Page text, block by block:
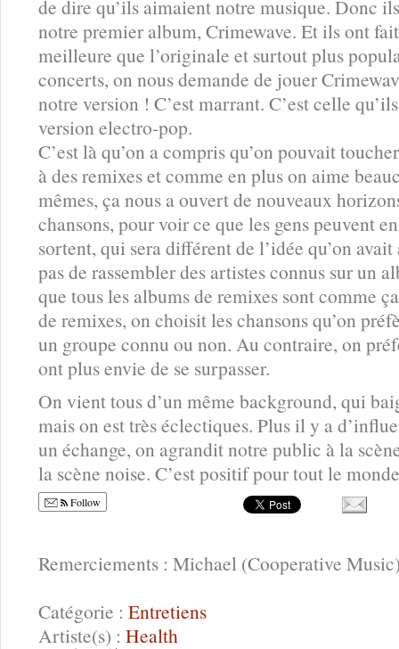
de dire qu’ils aimaient notre musique. Donc
notre premier album, Crimewave. Et ils ont
meilleure que l’originale et surtout plus
concerts, on nous demande de jouer
notre version ! C’est marrant. C’est celle
version electro-pop.
C’est là qu’on a compris qu’on pouvait
à des remixes et comme en plus on aime
mêmes, ça nous a ouvert de nouveaux
chansons, pour voir ce que les gens peuvent
sortent, qui sera différent de l’idée qu’on
pas de rassembler des artistes connus sur un
que tous les albums de remixes sont comme
de remixes, on choisit les chansons qu’on
un groupe connu ou non. Au contraire, on
ont plus envie de se surpasser.
On vient tous d’un même background, qui
mais on est très éclectiques. Plus il y a
un échange, on agrandit notre public à la
la scène noise. C’est positif pour tout le
Follow
Remerciements : Michael (Cooperative
Catégorie : Entretiens
Artiste(s) : Health